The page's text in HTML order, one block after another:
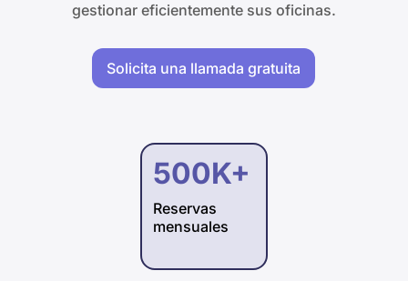
gestionar eficientemente sus oficinas.​
Solicita una llamada gratuita
500K+
Reservas
mensuales